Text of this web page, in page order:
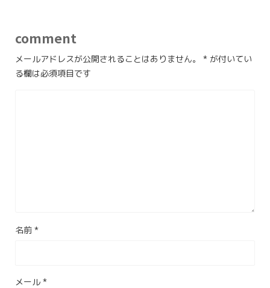
comment
メールアドレスが公開されることはありません。 * が付いてい
る欄は必須項目です
名前 *
メール *